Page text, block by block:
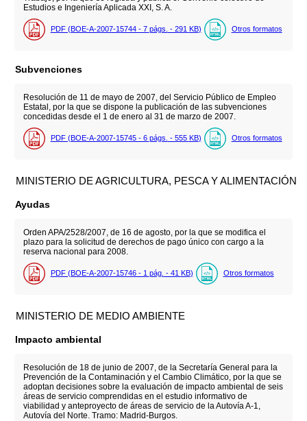
Estudios e Ingeniería Aplicada XXI, S. A.
PDF (BOE-A-2007-15744 - 7 págs. - 291 KB) Otros formatos
Subvenciones
Resolución de 11 de mayo de 2007, del Servicio Público de Empleo
Estatal, por la que se dispone la publicación de las subvenciones
concedidas desde el 1 de enero al 31 de marzo de 2007.
PDF (BOE-A-2007-15745 - 6 págs. - 555 KB) Otros formatos
MINISTERIO DE AGRICULTURA, PESCA Y ALIMENTACIÓN
Ayudas
Orden APA/2528/2007, de 16 de agosto, por la que se modifica el
plazo para la solicitud de derechos de pago único con cargo a la
reserva nacional para 2008.
PDF (BOE-A-2007-15746 - 1 pág. - 41 KB) Otros formatos
MINISTERIO DE MEDIO AMBIENTE
Impacto ambiental
Resolución de 18 de junio de 2007, de la Secretaría General para la
Prevención de la Contaminación y el Cambio Climático, por la que se
adoptan decisiones sobre la evaluación de impacto ambiental de seis
áreas de servicio comprendidas en el estudio informativo de
viabilidad y anteproyecto de áreas de servicio de la Autovía A-1,
Autovía del Norte. Tramo: Madrid-Burgos.